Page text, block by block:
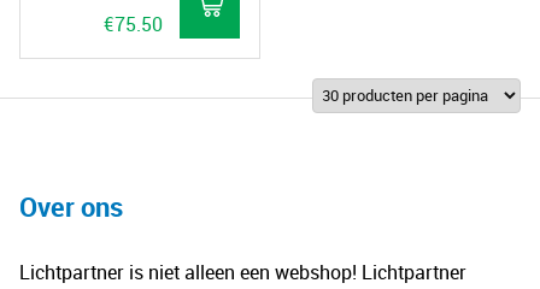
€75.50
Over ons
Lichtpartner is niet alleen een webshop! Lichtpartner